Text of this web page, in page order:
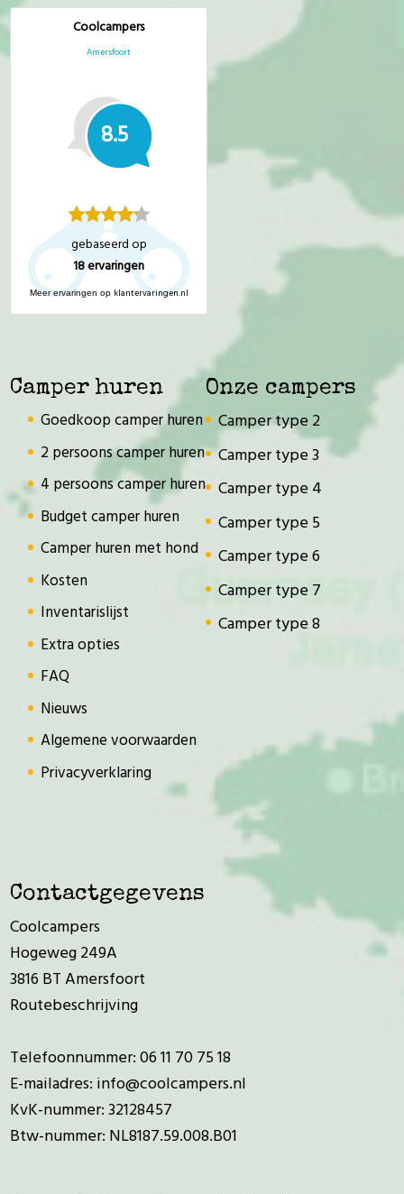
Coolcampers
Amersfoort
8.5
gebaseerd op
18ervaringen
Meer ervaringen op klantervaringen.nl
Camper huren
Goedkoop camper huren
2 persoons camper huren
4 persoons camper huren
Budget camper huren
Camper huren met hond
Kosten
Inventarislijst
Extra opties
FAQ
Nieuws
Algemene voorwaarden
Privacyverklaring
Onze campers
Camper type 2
Camper type 3
Camper type 4
Camper type 5
Camper type 6
Camper type 7
Camper type 8
Contactgegevens
Coolcampers
Hogeweg 249A
3816 BT Amersfoort
Routebeschrijving
Telefoonnummer:06 11 70 75 18
E-mailadres: info@coolcampers.nl
KvK-nummer: 32128457
Btw-nummer: NL8187.59.008.B01